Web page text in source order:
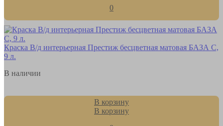
0
Краска В/д интерьерная Престиж бесцветная матовая БАЗА С,
9 л.
В наличии
В корзину
В корзину